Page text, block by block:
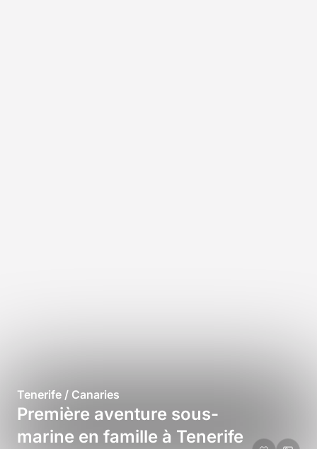
Tenerife / Canaries
Première aventure sous-
marine en famille à Tenerife